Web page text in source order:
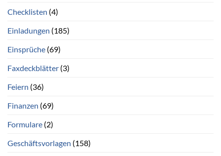
Checklisten (4)
Einladungen (185)
Einsprüche (69)
Faxdeckblätter (3)
Feiern (36)
Finanzen (69)
Formulare (2)
Geschäftsvorlagen (158)